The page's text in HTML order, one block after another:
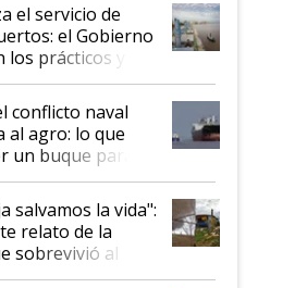
el servicio de
el Gobierno
los prácticos y
decreto de
conflicto naval
al agro: lo que
un buque parado
que Argentina
sucio"
salvamos la vida":
relato de la
sobrevivió al